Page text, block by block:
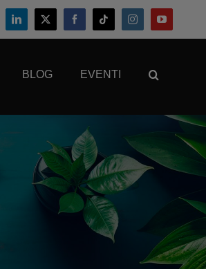
BLOG EVENTI